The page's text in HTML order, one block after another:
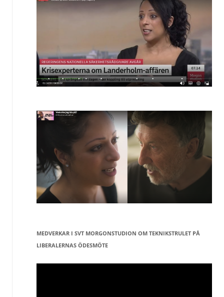
MEDVERKAR I SVT MORGONSTUDION OM TEKNIKSTRULET PÅ
LIBERALERNAS ÖDESMÖTE
Videospelare